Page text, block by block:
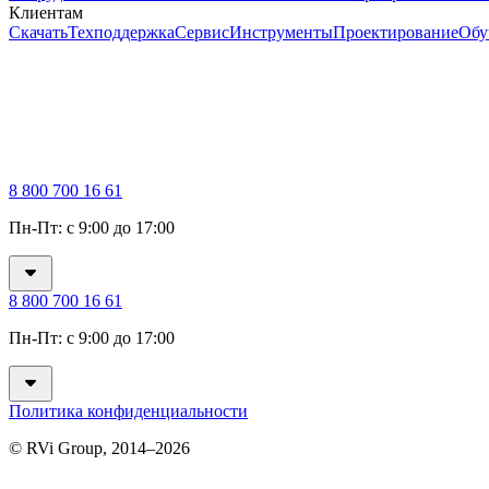
Клиентам
СкачатьТехподдержкаСервисИнструментыПроектирование
8 800 700 16 61
Пн-Пт: с 9:00 до 17:00
8 800 700 16 61
Пн-Пт: с 9:00 до 17:00
Политика конфиденциальности
© RVi Group, 2014–2026